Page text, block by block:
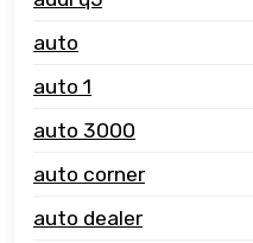
auto
auto 1
auto 3000
auto corner
auto dealer